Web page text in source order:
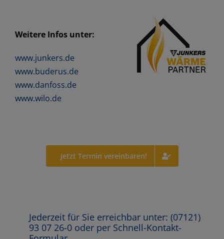
Weitere Infos unter:
www.junkers.de
www.buderus.de
www.danfoss.de
www.wilo.de
Jetzt Termin vereinbaren!
Jederzeit für Sie erreichbar unter: (07121)
93 07 26-0 oder per Schnell-Kontakt-